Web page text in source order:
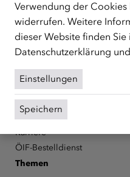
FacebookYouTubeInstagram
Über den ÖIF
Der Österreichische
Organigramm
Presse
Informationen erhalten
Karriere
ÖIF-Bestelldienst
Themen
Verwendung der
widerrufen. Weitere
dieser Website finden Sie
Datenschutzerklärung
Einstellungen
Speichern